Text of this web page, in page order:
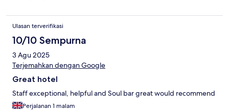
Ulasan terverifikasi
10/10 Sempurna
3 Agu 2025
Terjemahkan dengan Google
Great hotel
Staff exceptional, helpful and Soul bar great would recommend
Perjalanan 1 malam